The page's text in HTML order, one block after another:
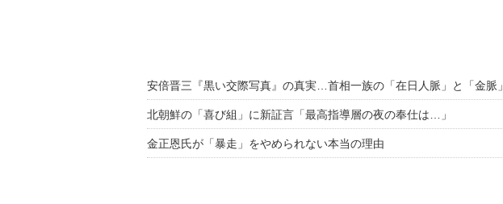
安倍晋三『黒い交際写真』の真実…首相一族の「在日人脈」と「金脈」
北朝鮮の「喜び組」に新証言「最高指導層の夜の奉仕は…」
金正恩氏が「暴走」をやめられない本当の理由